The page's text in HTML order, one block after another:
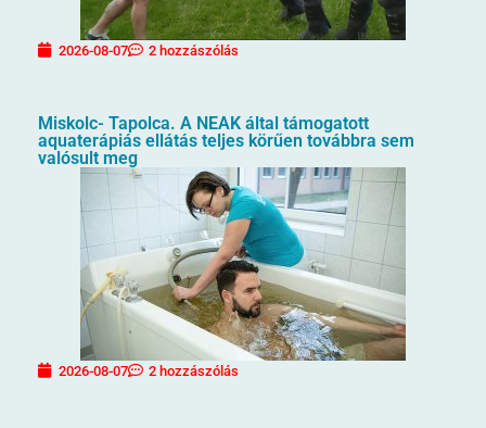
2026-08-07 2 hozzászólás
Miskolc- Tapolca. A NEAK által támogatott
aquaterápiás ellátás teljes körűen továbbra sem
valósult meg
2026-08-07 2 hozzászólás